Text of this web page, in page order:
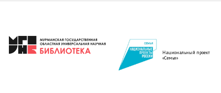
Национальный проект
«Семья»